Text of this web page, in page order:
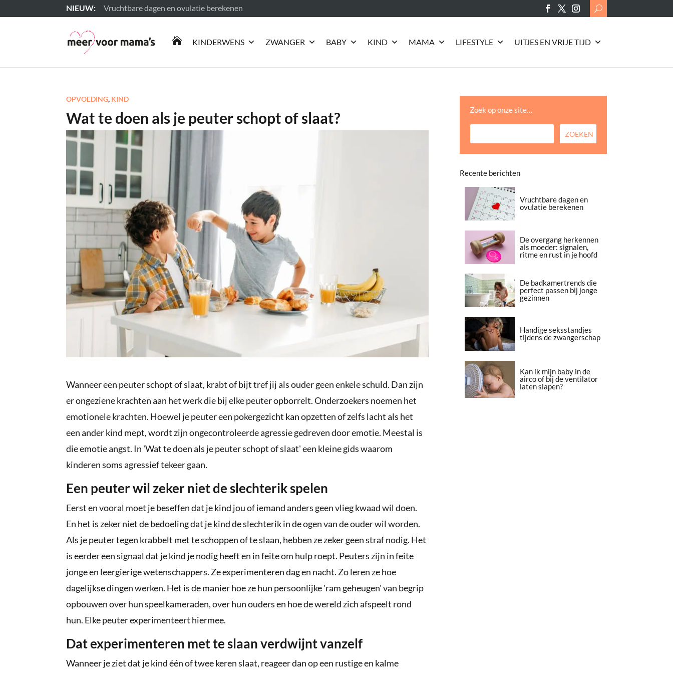
Vruchtbare dagen en ovulatie berekenen
Lees meer
Search
for:
 KINDERWENS ZWANGER BABY KIND MAMA LIFESTYLE UITJES EN VRIJE TIJD
OPVOEDING, KIND
Wat te doen als je peuter schopt of slaat?
Wanneer een peuter schopt of slaat, krabt of bijt tref jij als ouder geen enkele schuld. Dan zijn
er ongeziene krachten aan het werk die bij elke peuter opborrelt. Onderzoekers noemen het
emotionele krachten. Hoewel je peuter een pokergezicht kan opzetten of zelfs lacht als het
een ander kind mept, wordt zijn ongecontroleerde agressie gedreven door emotie. Meestal is
die emotie angst. In 'Wat te doen als je peuter schopt of slaat' een kleine gids waarom
kinderen soms agressief tekeer gaan.
Een peuter wil zeker niet de slechterik spelen
Eerst en vooral moet je beseffen dat je kind jou of iemand anders geen vlieg kwaad wil doen.
En het is zeker niet de bedoeling dat je kind de slechterik in de ogen van de ouder wil worden.
Als je peuter tegen krabbelt met te schoppen of te slaan, hebben ze zeker geen straf nodig. Het
is eerder een signaal dat je kind je nodig heeft en in feite om hulp roept. Peuters zijn in feite
jonge en leergierige wetenschappers. Ze experimenteren dag en nacht. Zo leren ze hoe
dagelijkse dingen werken. Het is de manier hoe ze hun persoonlijke 'ram geheugen' van begrip
opbouwen over hun speelkameraden, over hun ouders en hoe de wereld zich afspeelt rond
hun. Elke peuter experimenteert hiermee.
Dat experimenteren met te slaan verdwijnt vanzelf
Wanneer je ziet dat je kind één of twee keren slaat, reageer dan op een rustige en kalme
Zoek op onze site…
Recente berichten
Vruchtbare dagen en
ovulatie berekenen
De overgang herkennen
als moeder: signalen,
ritme en rust in je hoofd
De badkamertrends die
perfect passen bij jonge
gezinnen
Handige seksstandjes
tijdens de zwangerschap
Kan ik mijn baby in de
airco of bij de ventilator
laten slapen?